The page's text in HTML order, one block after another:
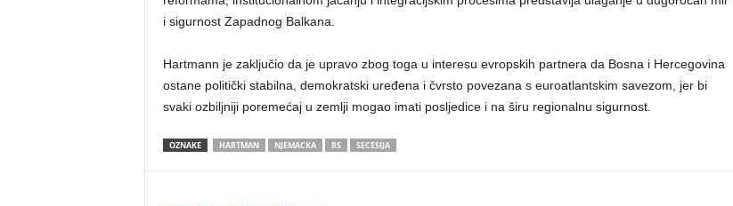
i sigurnost Zapadnog Balkana.
Hartmann je zaključio da je upravo zbog toga u interesu evropskih partnera da Bosna i Hercegovina
ostane politički stabilna, demokratski uređena i čvrsto povezana s euroatlantskim savezom, jer bi
svaki ozbiljniji poremećaj u zemlji mogao imati posljedice i na širu regionalnu sigurnost.
OZNAKE HARTMAN NJEMACKA RS SECESIJA